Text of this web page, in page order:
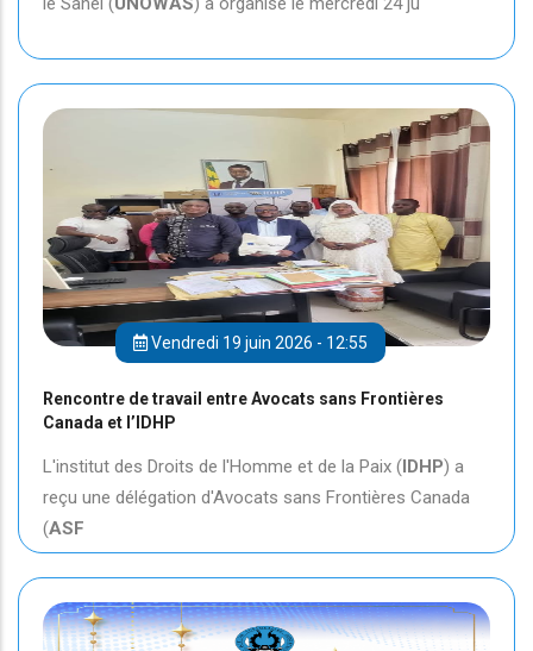
Vendredi 19 juin 2026 - 12:55
Rencontre de travail entre Avocats sans Frontières
Canada et l’IDHP
L'institut des Droits de l'Homme et de la Paix (IDHP) a
reçu une délégation d'Avocats sans Frontières Canada
(ASF